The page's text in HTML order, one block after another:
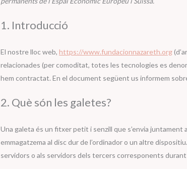
1. Introducció
El nostre lloc web, https://www.fundacionnazareth.org
relacionades (per comoditat, totes les tecnologies es
hem contractat. En el document següent us informem
2. Què són les galetes?
Una galeta és un fitxer petit i senzill que s’envia
emmagatzema al disc dur de l’ordinador o un altre
servidors o als servidors dels tercers corresponents